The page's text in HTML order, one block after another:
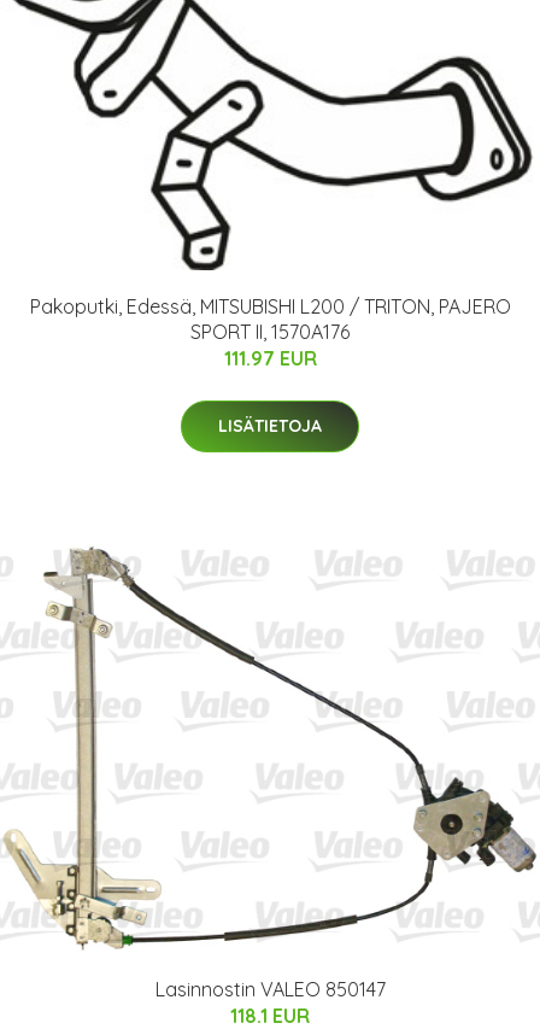
Pakoputki, Edessä, MITSUBISHI L200 / TRITON, PAJERO
SPORT II, 1570A176
111.97 EUR
LISÄTIETOJA
Lasinnostin VALEO 850147
118.1 EUR